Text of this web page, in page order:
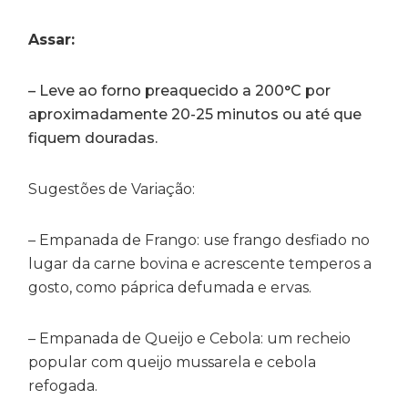
Assar:
– Leve ao forno preaquecido a 200°C por
aproximadamente 20-25 minutos ou até que
fiquem douradas.
Sugestões de Variação:
– Empanada de Frango: use frango desfiado no
lugar da carne bovina e acrescente temperos a
gosto, como páprica defumada e ervas.
– Empanada de Queijo e Cebola: um recheio
popular com queijo mussarela e cebola
refogada.